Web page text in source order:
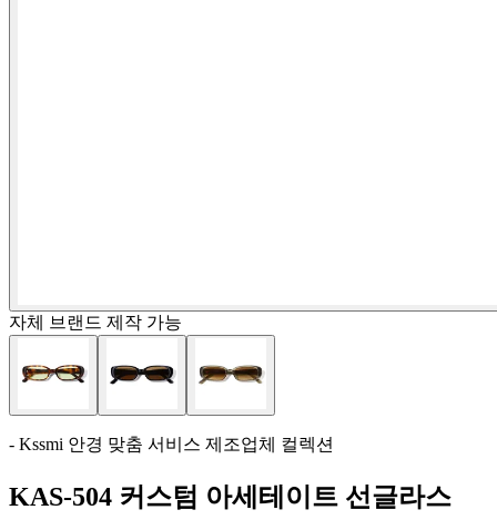
자체 브랜드 제작 가능
- Kssmi 안경 맞춤 서비스 제조업체 컬렉션
KAS-504 커스텀 아세테이트 선글라스